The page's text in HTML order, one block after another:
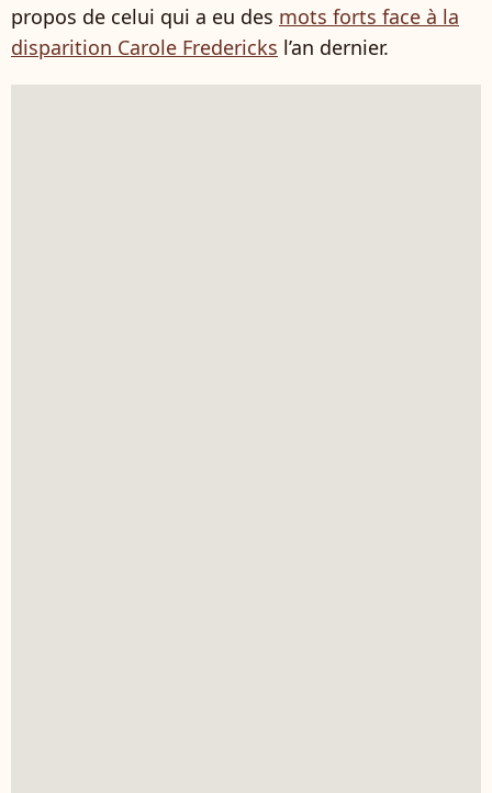
propos de celui qui a eu des mots forts face à la
disparition Carole Fredericks l’an dernier.